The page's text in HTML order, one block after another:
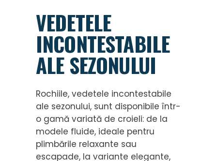
VEDETELE
INCONTESTABILE
ALE SEZONULUI
Rochiile, vedetele incontestabile
ale sezonului, sunt disponibile într-
o gamă variată de croieli: de la
modele fluide, ideale pentru
plimbările relaxante sau
escapade, la variante elegante,